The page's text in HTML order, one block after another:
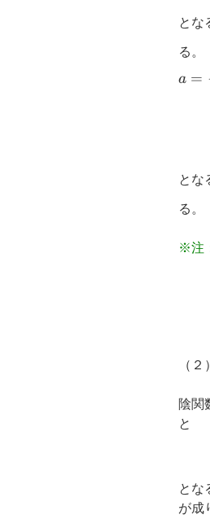
とな
る。
a =
とな
る。
※注
（２）
陰関
と
とな
が成